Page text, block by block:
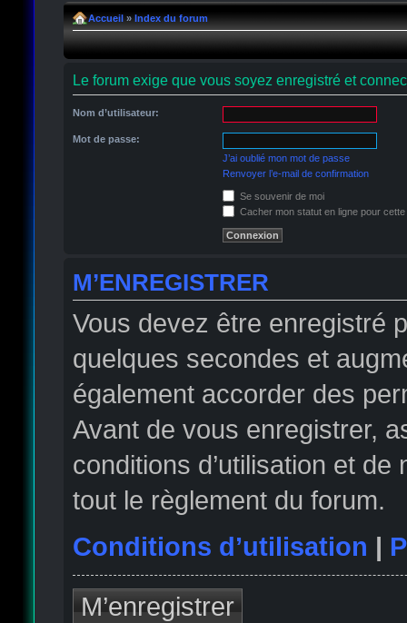
Accueil » Index du forum
Le forum exige que vous soyez enregistré et
Nom d’utilisateur:
Mot de passe:
J’ai oublié mon mot de passe
Renvoyer l’e-mail de confirmation
Se souvenir de moi
Cacher mon statut en ligne pour
M’ENREGISTRER
Vous devez être enregistré
quelques secondes et
également accorder des
Avant de vous enregistrer,
conditions d’utilisation et
tout le règlement du forum.
Conditions d’utilisation |
M’enregistrer